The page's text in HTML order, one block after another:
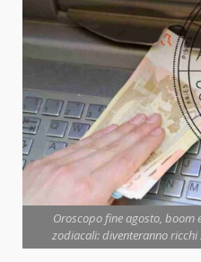
Oroscopo fine agosto, boom
zodiacali: diventeranno